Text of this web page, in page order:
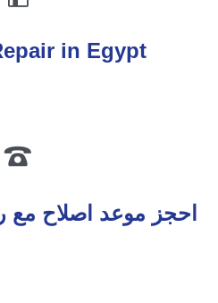
in Egypt

احجز موعد اصلاح مع